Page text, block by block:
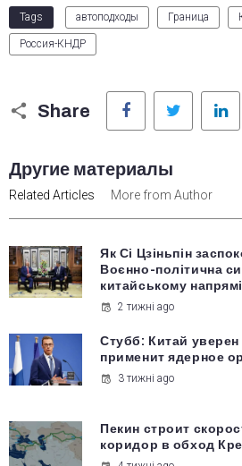
Tags автоподходы Граница
Россия-КНДР
Share
Facebook Twitter
Другие материалы
Related Articles More from Author
Як Сі Цзіньпін
Воєнно-політична
китайському
2 тижні ago
Стубб: Китай
применит ядерное
3 тижні ago
Пекин строит
коридор в обход